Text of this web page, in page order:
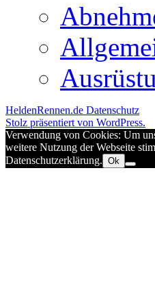
HeldenRennen.de Datenschutz
Stolz präsentiert von WordPress.
Verwendung von Cookies: Um
weitere Nutzung der Webseite
Datenschutzerklärung. Ok